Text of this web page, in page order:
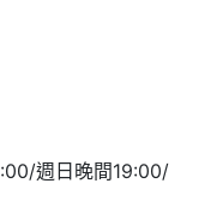
週日晚間19:00/